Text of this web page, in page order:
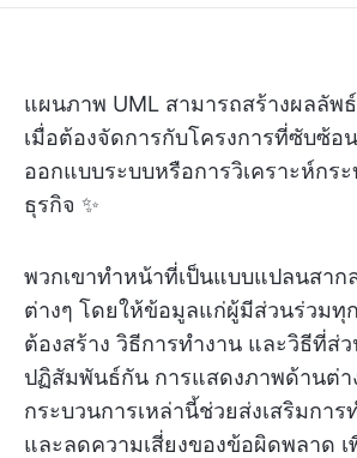
แผนภาพ UML สามารถสร้างผลลัพ
เมื่อต้องจัดการกับโครงการที่ซับซ้อ
ออกแบบระบบหรือการวิเคราะห์กร
ธุรกิจ ✨
พวกเขาทำหน้าที่เป็นแบบแปลนสาก
ต่างๆ โดยให้ข้อมูลแก่ผู้มีส่วนร่วมทุ
ต้องสร้าง วิธีการทำงาน และวิธีที่ส่
ปฏิสัมพันธ์กัน การแสดงภาพด้านต่า
กระบวนการเหล่านี้ช่วยส่งเสริมกา
และลดความเสี่ยงของข้อผิดพลาด เ